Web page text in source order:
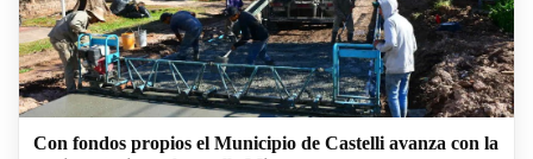
Con fondos propios el Municipio de Castelli avanza con la